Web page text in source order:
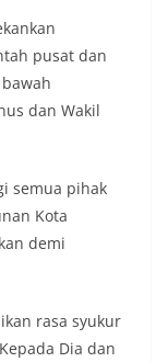
pusat dan
dan Wakil
semua pihak
Kota
demi
rasa syukur
Dia dan